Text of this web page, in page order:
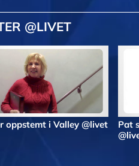
@LIVET
oppstemt i Valley @livet
Pat